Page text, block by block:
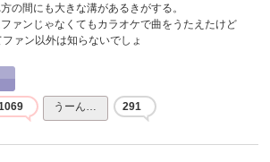
の間にも大きな溝があるきがする。
ァンじゃなくてもカラオケで曲をうたえたけど
ァン以外は知らないでしょ
うーん… 291